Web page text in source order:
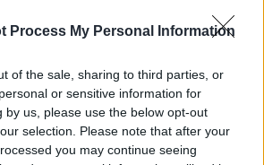
Process My Personal Information
of the sale, sharing to third parties, or
or sensitive information for
by us, please use the below opt-out
selection. Please note that after your
you may continue seeing